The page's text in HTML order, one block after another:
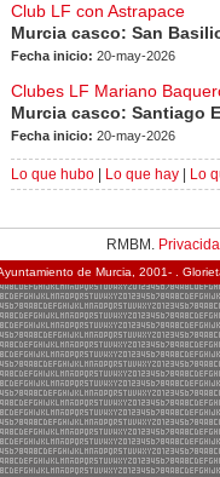
Club LF con Astrapace
Murcia casco: San
Fecha inicio: 20-may-2026
Clubes LF Mariano
Murcia casco: Santiago
Fecha inicio: 20-may-2026
Lo que hubo Lo que hay Lo
RMBM.
de Murcia, 2001- .